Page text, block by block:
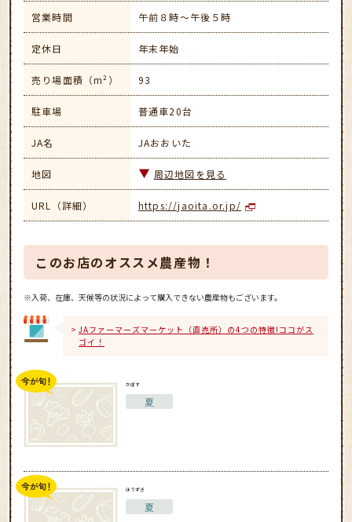
営業時間 午前８時〜午後５時
定休日 年末年始
売り場面積（m²） 93
駐車場 普通車20台
JA名 JAおおいた
地図 周辺地図を見る
URL（詳細） https://jaoita.or.jp/
このお店のオススメ農産物！
※入荷、在庫、天候等の状況によって購入できない農産物もございます。
JAファーマーズマーケット（直売所）の4つの特徴!ココがス
ゴイ！
かぼす
夏
ほうずき
夏